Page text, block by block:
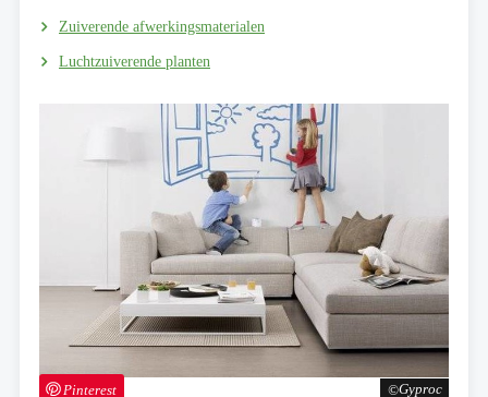
Gyproc
Pinterest
Zuiverende afwerkingsmaterialen
Luchtzuiverende planten